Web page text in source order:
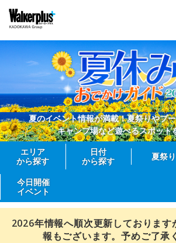
夏のイベント情報が満載！夏祭りやプ
キャンプ場など遊べるスポット
エリア
から探す
日付
から探す
夏祭り
今日開催
イベント
2026年情報へ順次更新しております
報もございます。予めご了承